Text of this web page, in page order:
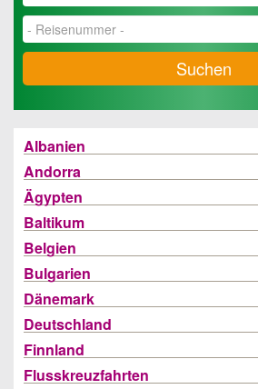
Suchen
Albanien
Andorra
Ägypten
Baltikum
Belgien
Bulgarien
Dänemark
Deutschland
Finnland
Flusskreuzfahrten